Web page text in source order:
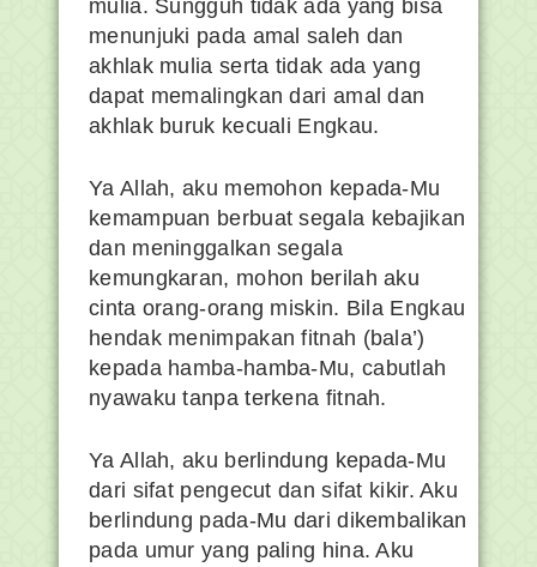
mulia. Sungguh tidak ada yang bisa
menunjuki pada amal saleh dan
akhlak mulia serta tidak ada yang
dapat memalingkan dari amal dan
akhlak buruk kecuali Engkau.
Ya Allah, aku memohon kepada-Mu
kemampuan berbuat segala kebajikan
dan meninggalkan segala
kemungkaran, mohon berilah aku
cinta orang-orang miskin. Bila Engkau
hendak menimpakan fitnah (bala’)
kepada hamba-hamba-Mu, cabutlah
nyawaku tanpa terkena fitnah.
Ya Allah, aku berlindung kepada-Mu
dari sifat pengecut dan sifat kikir. Aku
berlindung pada-Mu dari dikembalikan
pada umur yang paling hina. Aku